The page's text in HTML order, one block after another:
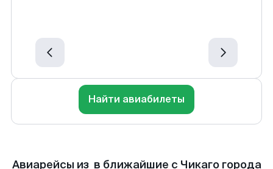
Найти авиабилеты
Авиарейсы из в ближайшие с Чикаго города